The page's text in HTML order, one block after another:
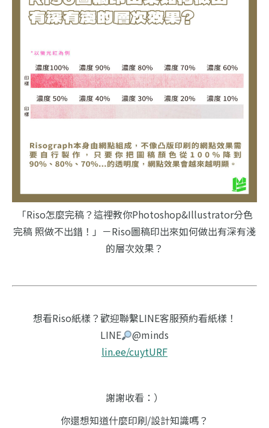
「Riso怎麼完稿？這裡教你Photoshop&Illustrator分色
完稿 照做不出錯！」－Riso圖稿印出來如何做出有深有淺
的層次效果？
想看Riso紙樣？歡迎聯繫LINE客服預約看紙樣！
LINE
@minds
lin.ee/cuytURF
謝謝收看：）
你還想知道什麼印刷/設計知識嗎？